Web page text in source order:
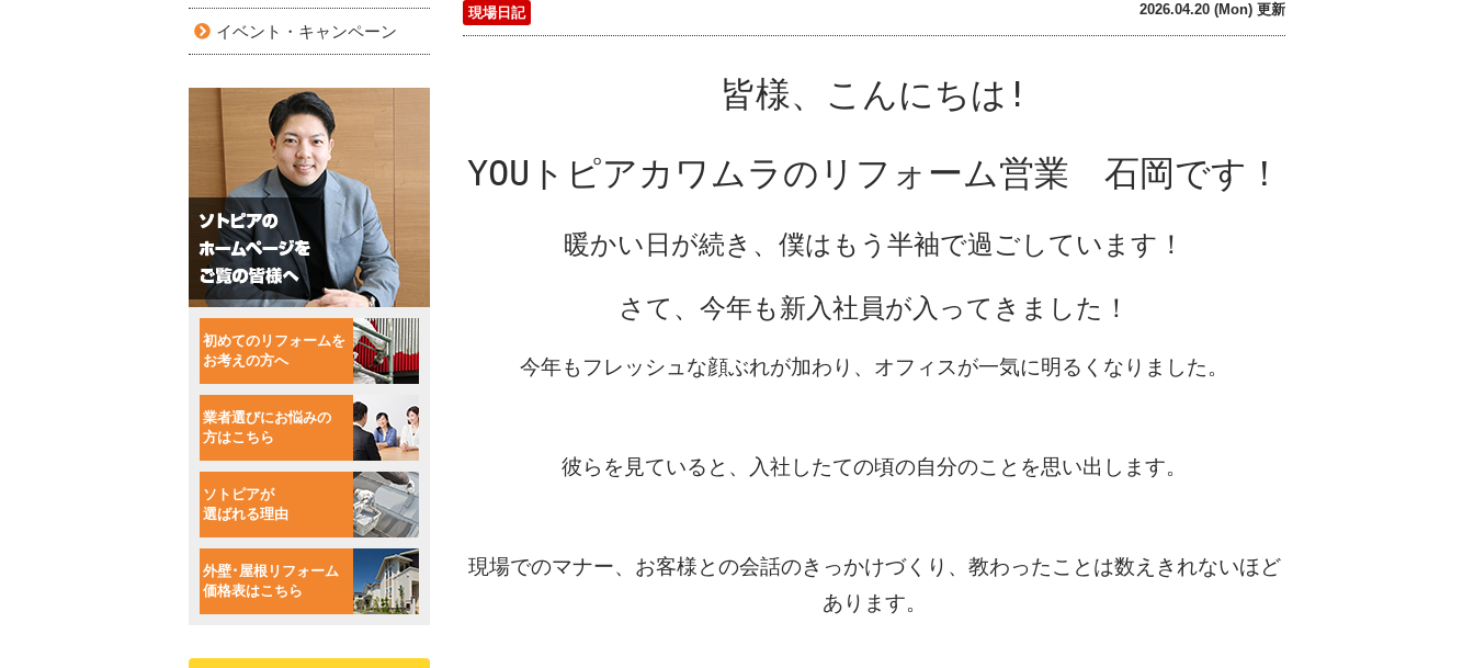
現場日記 2026.04.20 (Mon) 更新
皆様、こんにちは!
YOUトピアカワムラのリフォーム営業 石岡です！
暖かい日が続き、僕はもう半袖で過ごしています！
さて、今年も新入社員が入ってきました！
今年もフレッシュな顔ぶれが加わり、オフィスが一気に明るくなりました。
彼らを見ていると、入社したての頃の自分のことを思い出します。
現場でのマナー、お客様との会話のきっかけづくり、教わったことは数えきれないほど
あります。
イベント・キャンペーン
初めてのリフォームを
お考えの方へ
業者選びにお悩みの
方はこちら
ソトピアが
選ばれる理由
外壁･屋根リフォーム
価格表はこちら